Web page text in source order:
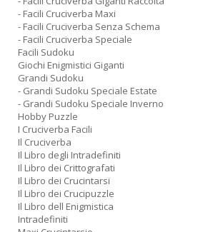
- Facili Cruciverba Maxi
- Facili Cruciverba Senza Schema
- Facili Cruciverba Speciale
Facili Sudoku
Giochi Enigmistici Giganti
Grandi Sudoku
- Grandi Sudoku Speciale Estate
- Grandi Sudoku Speciale Inverno
Hobby Puzzle
I Cruciverba Facili
Il Cruciverba
Il Libro degli Intradefiniti
Il Libro dei Crittografati
Il Libro dei Crucintarsi
Il Libro dei Crucipuzzle
Il Libro dell Enigmistica
Intradefiniti